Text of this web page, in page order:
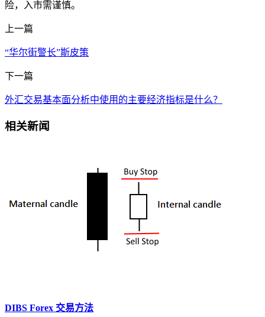
险，入市需谨慎。
上一篇
“华尔街警长”斯皮策
下一篇
外汇交易基本面分析中使用的主要经济指标是什么？
相关新闻
DIBS Forex 交易方法